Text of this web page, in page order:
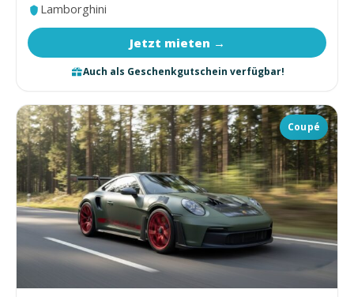
Lamborghini
Jetzt mieten →
Auch als Geschenkgutschein verfügbar!
Coupé